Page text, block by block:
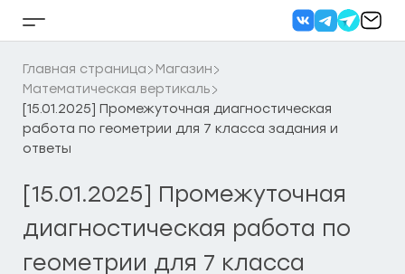
Кнопка
бокового
меню
Главная страница
Магазин
Математическая вертикаль
[15.01.2025] Промежуточная диагностическая
работа по геометрии для 7 класса задания и
ответы
[15.01.2025] Промежуточная
диагностическая работа по
геометрии для 7 класса